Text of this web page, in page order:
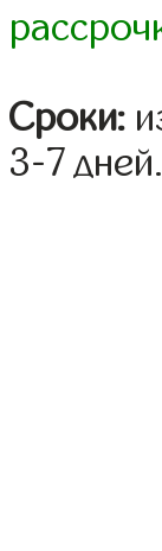
Сроки:
3-7 дней.